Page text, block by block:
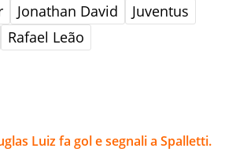
Jonathan David
Juventus
Rafael Leão
Luiz fa gol e segnali a Spalletti.